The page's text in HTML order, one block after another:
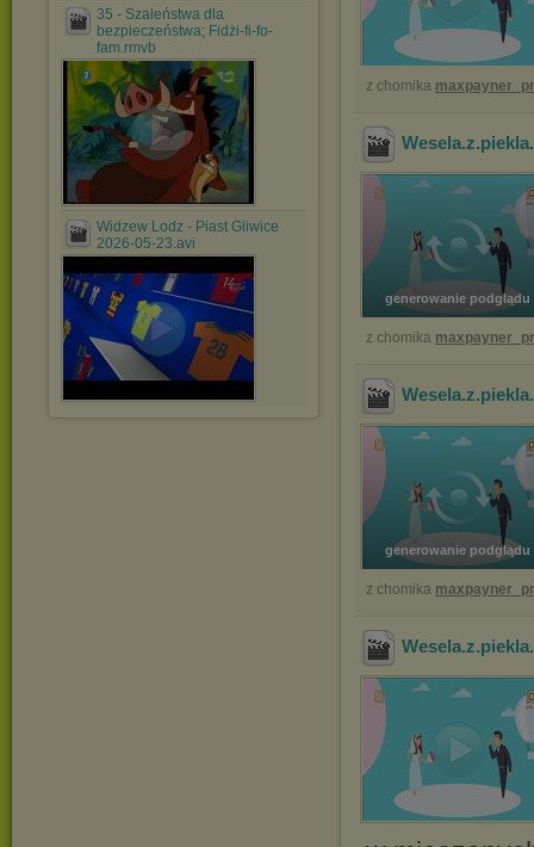
35 - Szaleństwa dla
bezpieczeństwa; Fidżi-fi-fo-
fam.rmvb
Widzew Lodz - Piast Gliwice
2026-05-23.avi
z chomika
generowanie podglądu
z chomika
generowanie podglądu
z chomika